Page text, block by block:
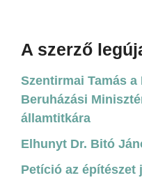
A szerző
Szentirmai Tamás
Beruházási
államtitkára
Elhunyt Dr. Bitó
Petíció az építészet